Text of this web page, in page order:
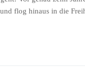
flog hinaus in die